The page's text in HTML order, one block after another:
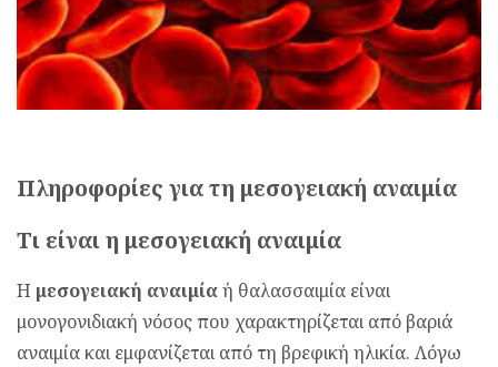
Πληροφορίες για τη μεσογειακή αναιμία
Τι είναι η μεσογειακή αναιμία
Η μεσογειακή αναιμίαή θαλασσαιμία είναι
μονογονιδιακή νόσος που χαρακτηρίζεται από βαριά
αναιμία και εμφανίζεται από τη βρεφική ηλικία. Λόγω